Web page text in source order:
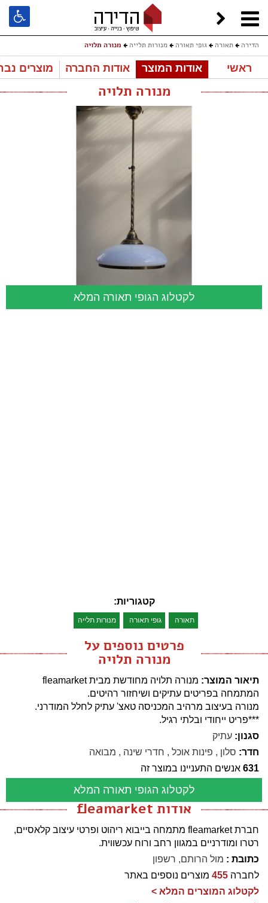
הדירה תאורה גופי תאורה מנורות תלייה מנורה תלויה
ראשי אודות המוצר אודות החברה מוצרים
מנורה תלויה
לקטלוג הגופי תאורה המלא
קטגוריות:
תאורה גופי תאורה מנורות תלייה
פרטים נוספים על
מנורה תלויה
תיאור המוצר:
מנורה תלויה מחודשת מבית fleamarket
המתמחה בפריטים עתיקים ושיחזור רהיטים.
מנורה בעיצוב מרהיב המכניסה טאצ' עתיק לחלל המודרני.
***פריט ייחודי ובלתי רגיל.
סגנון: עתיק
חדר: סלון , פינות אוכל , חדרי שינה , מבואה
631 אנשים התעניינו במוצר זה
לקטלוג הגופי תאורה המלא
אודות fleamarket
חברת fleamarket מתמחה בייבוא ריהוט ופרטי עיצוב קלאסיים,
רטרו ומודרניים במגוון רחב ורוח עכשווית.
כתובת : מול הרותם, רשפון
לחברה 455 מוצרים נוספים באתר
לקטלוג המוצרים המלא >